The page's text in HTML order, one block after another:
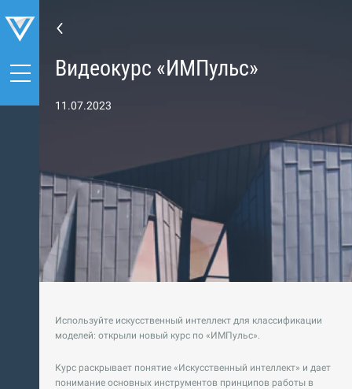
Видеокурс «ИМПульс»
11.07.2023
Используйте искусственный интеллект для классификации
моделей: открыли новый курс по «ИМПульс».
Курс раскрывает понятие «Искусственный интеллект» и дает
понимание основных инструментов принципов работы в